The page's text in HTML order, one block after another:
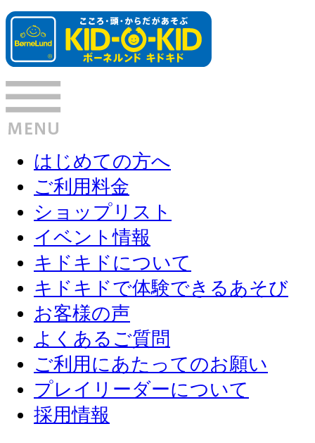
はじめての方へ
ご利用料金
ショップリスト
イベント情報
キドキドについて
キドキドで体験できるあそび
お客様の声
よくあるご質問
ご利用にあたってのお願い
プレイリーダーについて
採用情報